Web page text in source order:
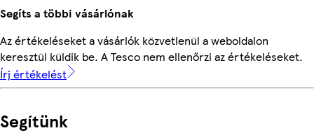
Segíts a többi vásárlónak
Az értékeléseket a vásárlók közvetlenül a weboldalon
keresztül küldik be. A Tesco nem ellenőrzi az értékeléseket.
Írj értékelést
Segítünk